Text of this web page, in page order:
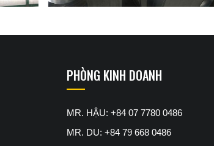
PHÒNG KINH DOANH
MR. HẬU: +84 07 7780 0486
MR. DU: +84 79 668 0486